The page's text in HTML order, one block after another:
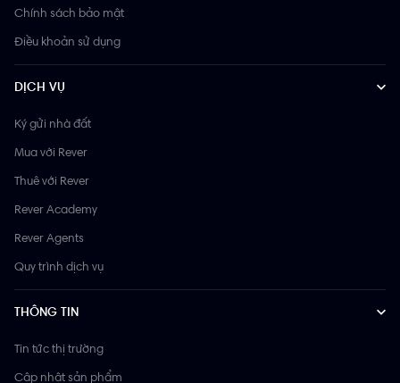
Chính sách bảo mật
Điều khoản sử dụng
DỊCH VỤ
Ký gửi nhà đất
Mua với Rever
Thuê với Rever
Rever Academy
Rever Agents
Quy trình dịch vụ
THÔNG TIN
Tin tức thị trường
Cập nhật sản phẩm